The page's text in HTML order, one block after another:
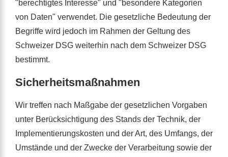
"berechtigtes Interesse" und "besondere Kategorien
von Daten" verwendet. Die gesetzliche Bedeutung der
Begriffe wird jedoch im Rahmen der Geltung des
Schweizer DSG weiterhin nach dem Schweizer DSG
bestimmt.
Sicherheitsmaßnahmen
Wir treffen nach Maßgabe der gesetzlichen Vorgaben
unter Berücksichtigung des Stands der Technik, der
Implementierungskosten und der Art, des Umfangs, der
Umstände und der Zwecke der Verarbeitung sowie der